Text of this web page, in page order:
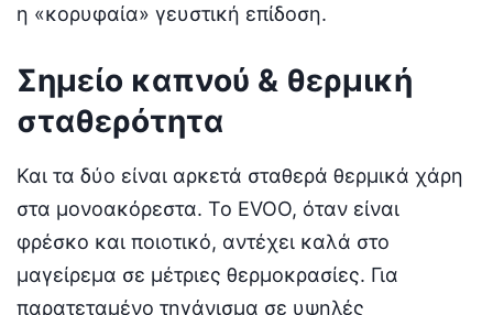
η «κορυφαία» γευστική επίδοση.
Σημείο καπνού & θερμική
σταθερότητα
Και τα δύο είναι αρκετά σταθερά θερμικά χάρη
στα μονοακόρεστα. Το EVOO, όταν είναι
φρέσκο και ποιοτικό, αντέχει καλά στο
μαγείρεμα σε μέτριες θερμοκρασίες. Για
παρατεταμένο τηγάνισμα σε υψηλές